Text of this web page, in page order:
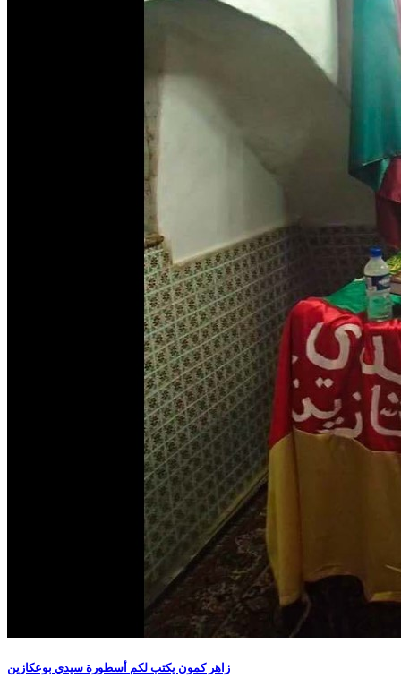
زاهر كمون يكتب لكم أسطورة سيدي بوعكازين